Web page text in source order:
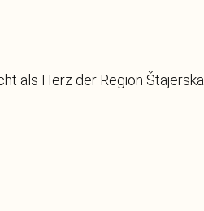
als Herz der Region Štajerska.